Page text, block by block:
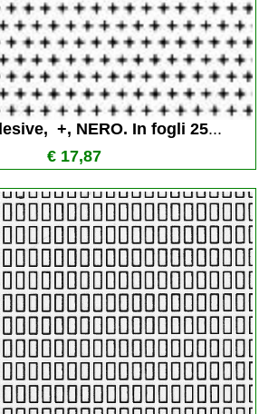
+, NERO. In fogli 25...
€ 17,87